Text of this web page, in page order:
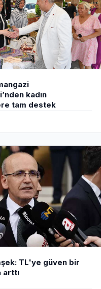
kadın
tam destek
TL'ye güven bir
arttı